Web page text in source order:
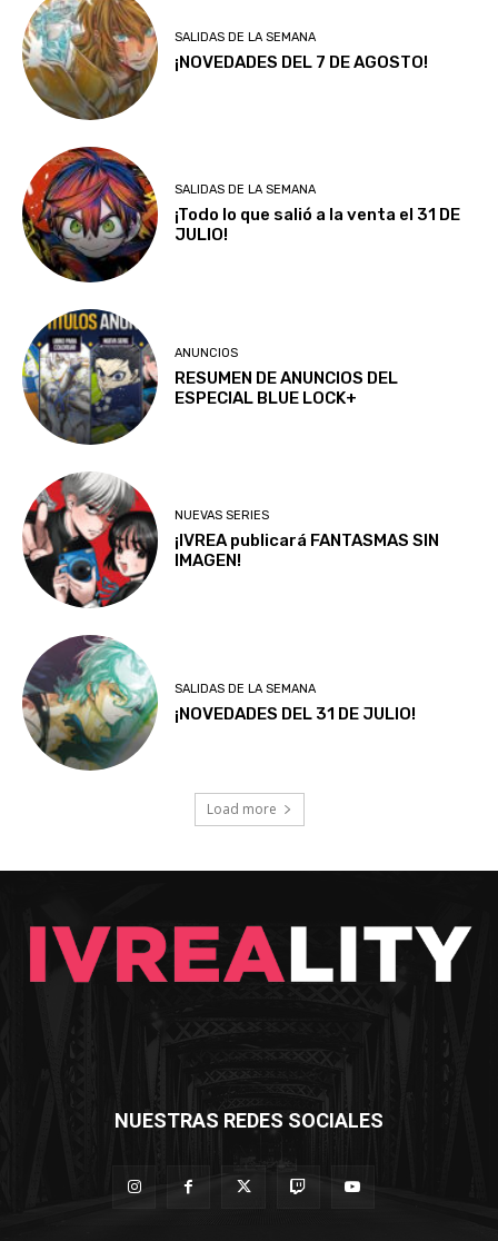
SALIDAS DE LA SEMANA
¡NOVEDADES DEL 7 DE AGOSTO!
SALIDAS DE LA SEMANA
¡Todo lo que salió a la venta el 31 DE
JULIO!
ANUNCIOS
RESUMEN DE ANUNCIOS DEL
ESPECIAL BLUE LOCK+
NUEVAS SERIES
¡IVREA publicará FANTASMAS SIN
IMAGEN!
SALIDAS DE LA SEMANA
¡NOVEDADES DEL 31 DE JULIO!
Load more
NUESTRAS REDES SOCIALES